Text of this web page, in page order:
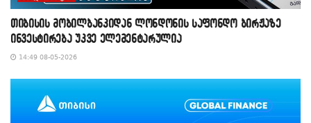
თიბისის მობილბანკიდან ლონდონის საფონდო ბირჟაზე
ინვესტირება უკვე ელემენტარულია
14:49 08-05-2026